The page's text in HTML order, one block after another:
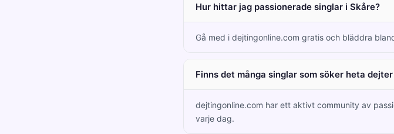
Hur hittar jag passionerade singlar i Skåre?
Gå med i dejtingonline.com gratis och bläddra
Finns det många singlar som söker heta
dejtingonline.com har ett aktivt community av
varje dag.